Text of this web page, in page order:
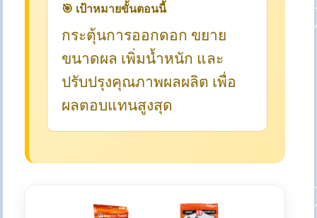
🎯 เป้าหมายขั้นตอนนี้
กระตุ้นการออกดอก ขยาย
ขนาดผล เพิ่มน้ำหนัก และ
ปรับปรุงคุณภาพผลผลิต เพื่อ
ผลตอบแทนสูงสุด